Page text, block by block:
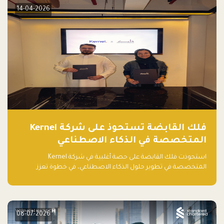
14-04-2026
فلك القابضة تستحوذ على شركة Kernel
المتخصصة في الذكاء الاصطناعي
استحوذت فلك القابضة على حصة أغلبية في شركة Kernel
المتخصصة في تطوير حلول الذكاء الاصطناعي، في خطوة تعزز
المنطقة.
08-07-2026